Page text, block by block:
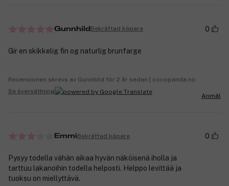
Gunnhild Bekräftad köpare 0
Gir en skikkelig fin og naturlig brunfarge
Recensionen skrevs av Gunnhild för 2 år sedan | cocopanda.no
Se översättning
Anmäl
EmmiBekräftad köpare 0
Pysyy todella vähän aikaa hyvän näköisenä iholla ja
tarttuu lakanoihin todella helposti. Helppo levittää ja
tuoksu on miellyttävä.